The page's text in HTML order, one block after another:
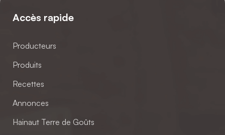
Accès rapide
Producteurs
Produits
Recettes
Annonces
Hainaut Terre de Goûts